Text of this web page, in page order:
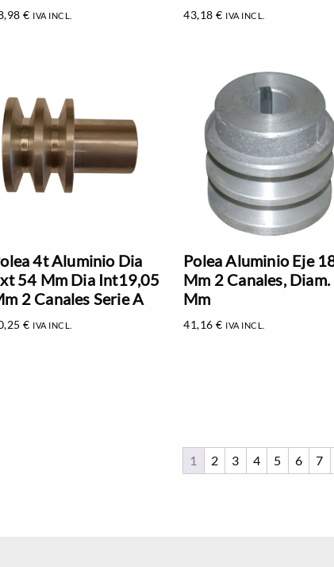
€ IVA INCL. 43,18€ IVA INCL.
4t Aluminio Dia
54 Mm Dia Int19,05
2 Canales Serie A
€ IVA INCL.
Polea Aluminio Eje
Mm 2 Canales,
Mm
41,16€ IVA INCL.
1 2 3 4 5 6 7